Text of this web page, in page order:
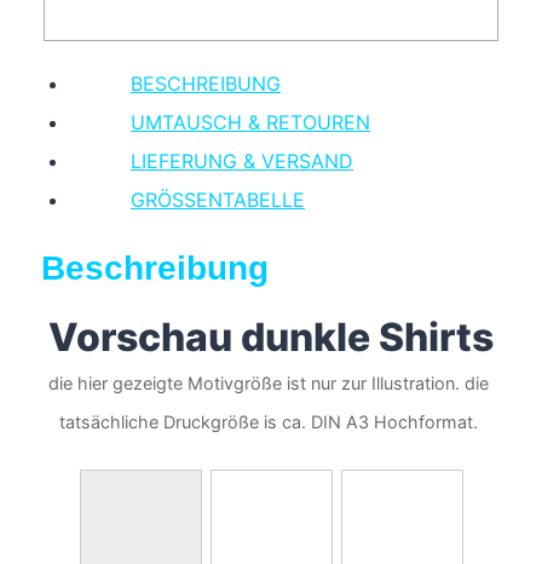
BESCHREIBUNG
UMTAUSCH & RETOUREN
LIEFERUNG & VERSAND
GRÖSSENTABELLE
Beschreibung
Vorschau dunkle Shirts